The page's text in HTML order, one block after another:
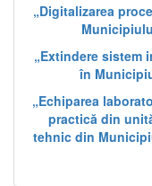
„Digitalizarea
„Extindere sistem
în
„Echiparea
practică din
tehnic din